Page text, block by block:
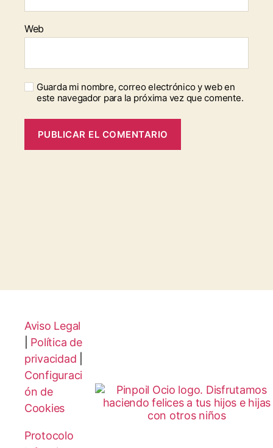
Web
Guarda mi nombre, correo electrónico y web en
este navegador para la próxima vez que comente.
Aviso Legal
Política de
privacidad
Configuraci
ón de
Cookies
Protocolo